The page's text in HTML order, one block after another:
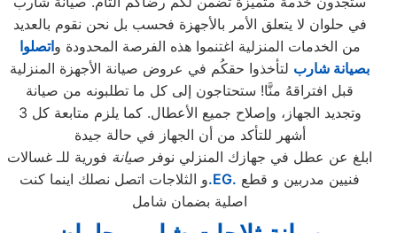
في حلوان لا يتعلق الأمر بالأجهزة فحسب بل نحن نقوم بالعديد
من الخدمات المنزلية اغتنموا هذه الفرصة المحدودة واتصلوا
بصيانة شارب لتأخذوا حقكُم في عروض صيانة الأجهزة المنزلية
قبل افتراقهُ منَّا! ستحتاجون إلى كل ما تطلبونه من صيانة
وتجديد الجهاز، وإصلاح جميع الأعطال. كما يلزم متابعة كل 3
أشهر للتأكد من أن الجهاز في حالة جيدة
ابلغ عن عطل في جهازك المنزلي نوفر صيانة فورية للـ غسالات
و الثلاجات اتصل نصلك اينما كنت.EG.
اصلية بضمان شامل